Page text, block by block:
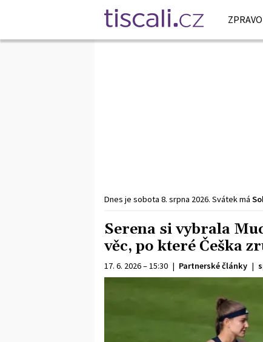
Dnes je sobota 8. srpna 2026. Svátek má
Serena si vybrala
věc, po které Češka
17. 6. 2026 – 15:30 | Partnerské články |